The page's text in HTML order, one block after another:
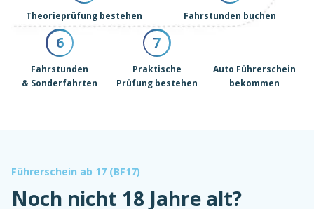
Fahrstunden buchen
Theorieprüfung bestehen
6
Fahrstunden
& Sonderfahrten
7
Praktische
Prüfung bestehen
Auto Führerschein
bekommen
Führerschein ab 17 (BF17)
Noch nicht 18 Jahre alt?